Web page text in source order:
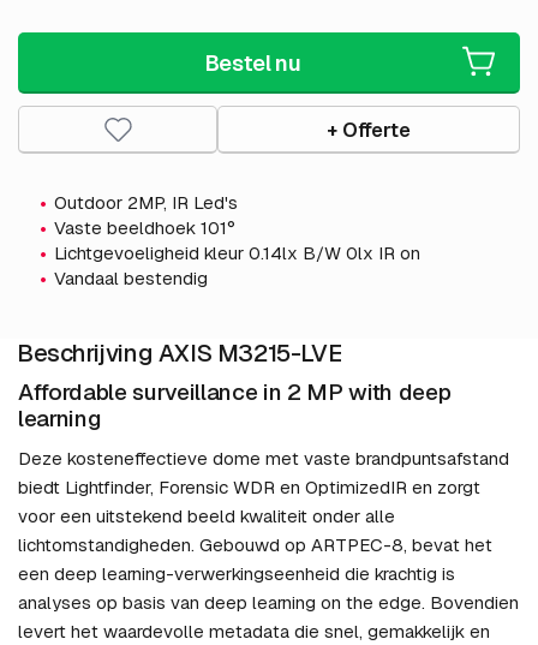
Bestel nu
+ Offerte
Outdoor 2MP, IR Led's
Vaste beeldhoek 101°
Lichtgevoeligheid kleur 0.14lx B/W 0lx IR on
Vandaal bestendig
Beschrijving AXIS M3215-LVE
Affordable surveillance in 2 MP with deep
learning
Deze kosteneffectieve dome met vaste brandpuntsafstand
biedt Lightfinder, Forensic WDR en OptimizedIR en zorgt
voor een uitstekend beeld kwaliteit onder alle
lichtomstandigheden. Gebouwd op ARTPEC-8, bevat het
een deep learning-verwerkingseenheid die krachtig is
analyses op basis van deep learning on the edge. Bovendien
levert het waardevolle metadata die snel, gemakkelijk en